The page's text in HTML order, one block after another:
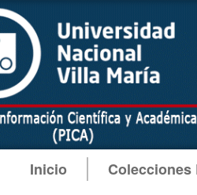
Inicio Colecciones